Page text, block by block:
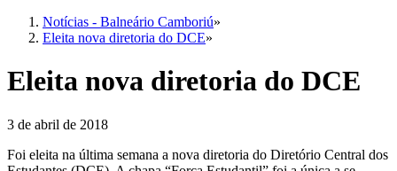
Notícias - Balneário Camboriú»
Eleita nova diretoria do DCE»
Eleita nova diretoria do DCE
3 de abril de 2018
Foi eleita na última semana a nova diretoria do Diretório Central dos